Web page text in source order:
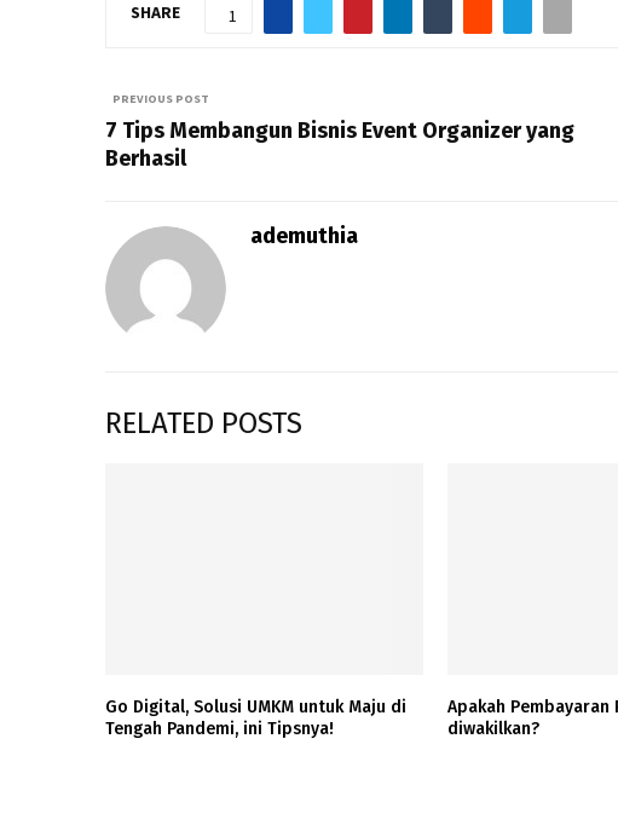
SHARE 1
PREVIOUS POST
7 Tips Membangun Bisnis Event Organizer yang
Berhasil
ademuthia
RELATED POSTS
Go Digital, Solusi UMKM untuk Maju di
Tengah Pandemi, ini Tipsnya!
Apakah Pembayaran
diwakilkan?